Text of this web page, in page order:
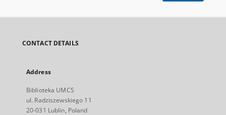
CONTACT DETAILS
Address
Biblioteka UMCS
ul. Radziszewskiego 11
20-031 Lublin, Poland